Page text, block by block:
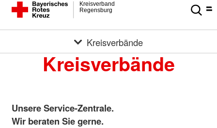
Regensburg
Kreisverband
Kreisverbände
Kreisverbände
Unsere Service-Zentrale.
Wir beraten Sie gerne.